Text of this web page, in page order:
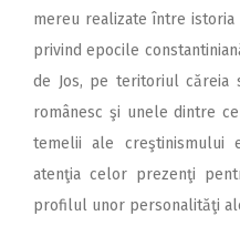
mereu realizate între
privind epocile
de Jos, pe teritoriul căreia
românesc şi unele dintre
temelii ale creştinismului
atenţia celor prezenţi
profilul unor personalităţi